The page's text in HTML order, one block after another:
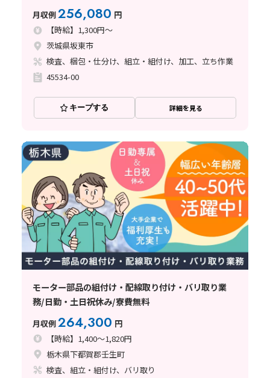
夜勤専属
月収例256,080 円
【時給】1,300円～
茨城県坂東市
検査、梱包・仕分け、組立・組付け、加工、立ち作業
45534-00
キープする 詳細を見る
モーター部品の組付け・配線取り付け・バリ取り業
務/日勤・土日祝休み/寮費無料
月収例264,300 円
【時給】1,400～1,820円
栃木県下都賀郡壬生町
検査、組立・組付け、バリ取り